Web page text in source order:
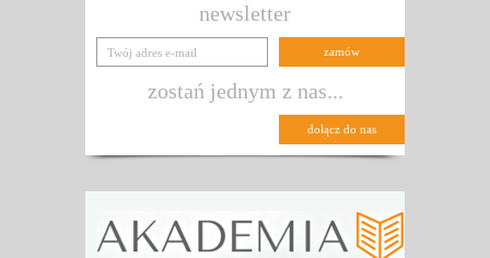
newsletter
zostań jednym z nas...